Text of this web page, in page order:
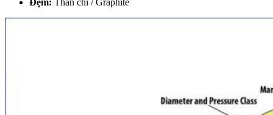
Đệm: Than chì / Graphite